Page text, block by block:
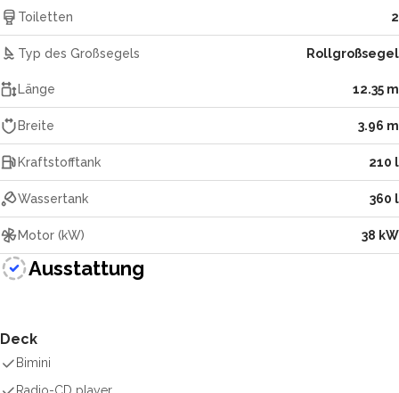
Toiletten 2
Typ des Großsegels Rollgroßsegel
Länge 12.35 m
Breite 3.96 m
Kraftstofftank 210 l
Wassertank 360 l
Motor (kW) 38 kW
Ausstattung
Deck
Bimini